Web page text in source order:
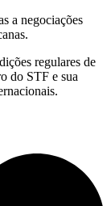
a negociações
regulares de
do STF e sua